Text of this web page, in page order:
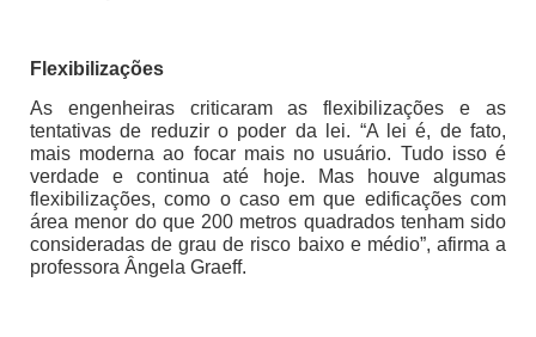
Flexibilizações
As engenheiras criticaram as flexibilizações e as
tentativas de reduzir o poder da lei. “A lei é, de fato,
mais moderna ao focar mais no usuário. Tudo isso é
verdade e continua até hoje. Mas houve algumas
flexibilizações, como o caso em que edificações com
área menor do que 200 metros quadrados tenham sido
consideradas de grau de risco baixo e médio”, afirma a
professora Ângela Graeff.